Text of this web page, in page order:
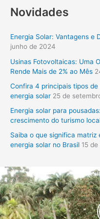
s
u
i
s
o
r
:
Novidades
Energia Solar: Vantagens e
junho de 2024
Usinas Fotovoltaicas: Uma
Rende Mais de 2% ao Mês
Confira 4 principais tipos
energia solar 25 de
Energia solar para
crescimento do turismo
Saiba o que significa
energia solar no Brasil 15